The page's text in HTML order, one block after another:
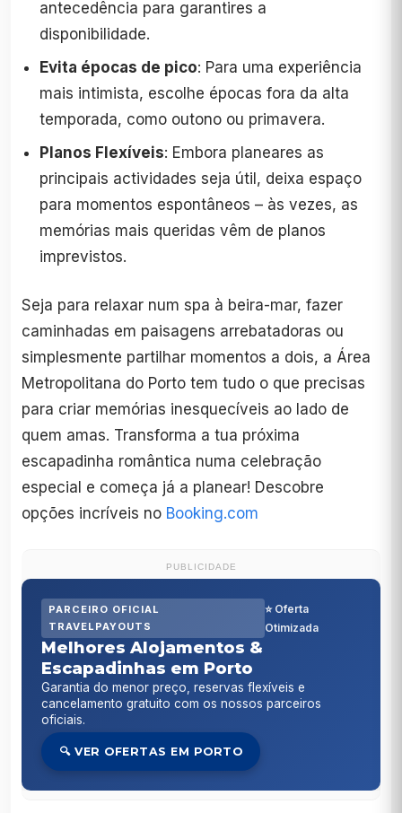
antecedência para garantires a
disponibilidade.
Evita épocas de pico: Para uma experiência
mais intimista, escolhe épocas fora da alta
temporada, como outono ou primavera.
Planos Flexíveis: Embora planeares as
principais actividades seja útil, deixa espaço
para momentos espontâneos – às vezes, as
memórias mais queridas vêm de planos
imprevistos.
Seja para relaxar num spa à beira-mar, fazer
caminhadas em paisagens arrebatadoras ou
simplesmente partilhar momentos a dois, a Área
Metropolitana do Porto tem tudo o que precisas
para criar memórias inesquecíveis ao lado de
quem amas. Transforma a tua próxima
escapadinha romântica numa celebração
especial e começa já a planear! Descobre
opções incríveis no Booking.com
PUBLICIDADE
PARCEIRO OFICIAL
TRAVELPAYOUTS
⭐ Oferta
Otimizada
Melhores Alojamentos &
Escapadinhas em Porto
Garantia do menor preço, reservas flexíveis e
cancelamento gratuito com os nossos parceiros
oficiais.
🔍 VER OFERTAS EM PORTO